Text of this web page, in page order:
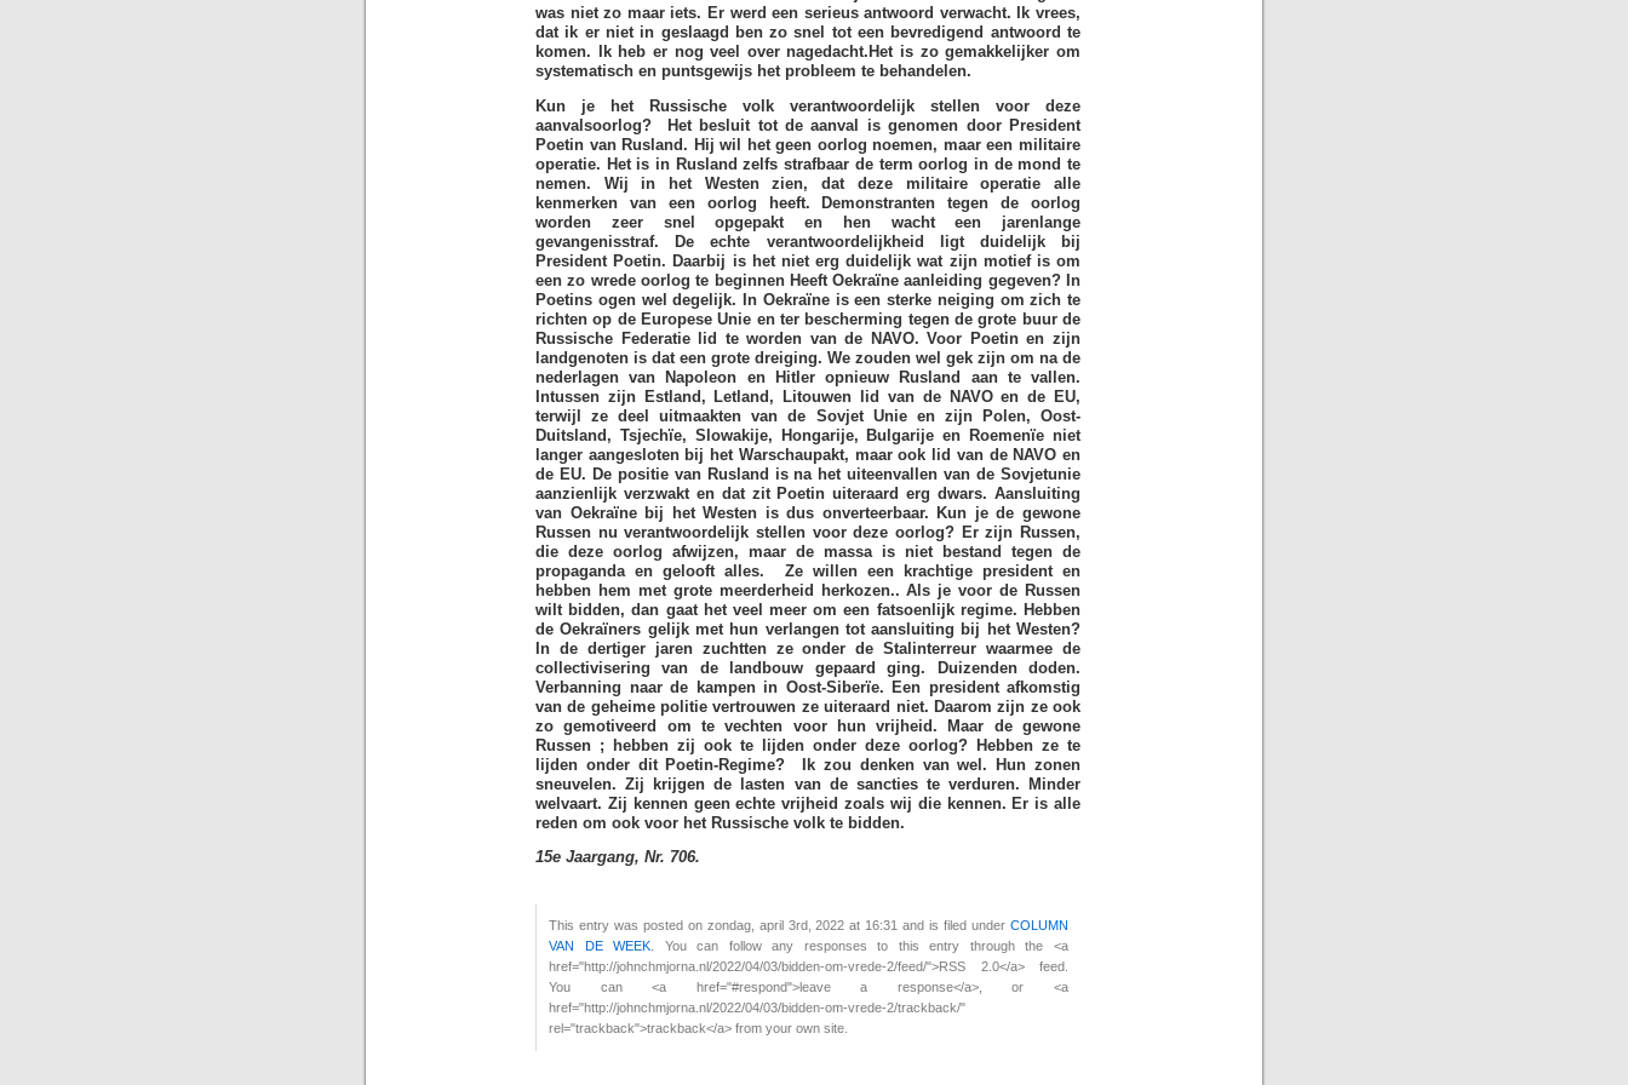
was niet zo maar iets. Er werd een serieus antwoord verwacht. Ik vrees,
dat ik er niet in geslaagd ben zo snel tot een bevredigend antwoord te
komen. Ik heb er nog veel over nagedacht.Het is zo gemakkelijker om
systematisch en puntsgewijs het probleem te behandelen.
Kun je het Russische volk verantwoordelijk stellen voor deze
aanvalsoorlog? Het besluit tot de aanval is genomen door President
Poetin van Rusland. Hij wil het geen oorlog noemen, maar een militaire
operatie. Het is in Rusland zelfs strafbaar de term oorlog in de mond te
nemen. Wij in het Westen zien, dat deze militaire operatie alle
kenmerken van een oorlog heeft. Demonstranten tegen de oorlog
worden zeer snel opgepakt en hen wacht een jarenlange
gevangenisstraf. De echte verantwoordelijkheid ligt duidelijk bij
President Poetin. Daarbij is het niet erg duidelijk wat zijn motief is om
een zo wrede oorlog te beginnen Heeft Oekraïne aanleiding gegeven? In
Poetins ogen wel degelijk. In Oekraïne is een sterke neiging om zich te
richten op de Europese Unie en ter bescherming tegen de grote buur de
Russische Federatie lid te worden van de NAVO. Voor Poetin en zijn
landgenoten is dat een grote dreiging. We zouden wel gek zijn om na de
nederlagen van Napoleon en Hitler opnieuw Rusland aan te vallen.
Intussen zijn Estland, Letland, Litouwen lid van de NAVO en de EU,
terwijl ze deel uitmaakten van de Sovjet Unie en zijn Polen, Oost-
Duitsland, Tsjechïe, Slowakije, Hongarije, Bulgarije en Roemenïe niet
langer aangesloten bij het Warschaupakt, maar ook lid van de NAVO en
de EU. De positie van Rusland is na het uiteenvallen van de Sovjetunie
aanzienlijk verzwakt en dat zit Poetin uiteraard erg dwars. Aansluiting
van Oekraïne bij het Westen is dus onverteerbaar. Kun je de gewone
Russen nu verantwoordelijk stellen voor deze oorlog? Er zijn Russen,
die deze oorlog afwijzen, maar de massa is niet bestand tegen de
propaganda en gelooft alles. Ze willen een krachtige president en
hebben hem met grote meerderheid herkozen.. Als je voor de Russen
wilt bidden, dan gaat het veel meer om een fatsoenlijk regime. Hebben
de Oekraïners gelijk met hun verlangen tot aansluiting bij het Westen?
In de dertiger jaren zuchtten ze onder de Stalinterreur waarmee de
collectivisering van de landbouw gepaard ging. Duizenden doden.
Verbanning naar de kampen in Oost-Siberïe. Een president afkomstig
van de geheime politie vertrouwen ze uiteraard niet. Daarom zijn ze ook
zo gemotiveerd om te vechten voor hun vrijheid. Maar de gewone
Russen ; hebben zij ook te lijden onder deze oorlog? Hebben ze te
lijden onder dit Poetin-Regime? Ik zou denken van wel. Hun zonen
sneuvelen. Zij krijgen de lasten van de sancties te verduren. Minder
welvaart. Zij kennen geen echte vrijheid zoals wij die kennen. Er is alle
reden om ook voor het Russische volk te bidden.
15e Jaargang, Nr. 706.
This entry was posted on zondag, april 3rd, 2022 at 16:31 and is filed under COLUMN
VAN DE WEEK . You can follow any responses to this entry through the <a
href="http://johnchmjorna.nl/2022/04/03/bidden-om-vrede-2/feed/">RSS 2.0</a> feed.
You can <a href="#respond">leave a response</a>, or <a
href="http://johnchmjorna.nl/2022/04/03/bidden-om-vrede-2/trackback/"
rel="trackback">trackback</a> from your own site.